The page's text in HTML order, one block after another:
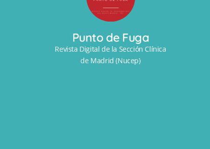
Punto de Fuga
Revista Digital de la Sección Clínica
de Madrid (Nucep)